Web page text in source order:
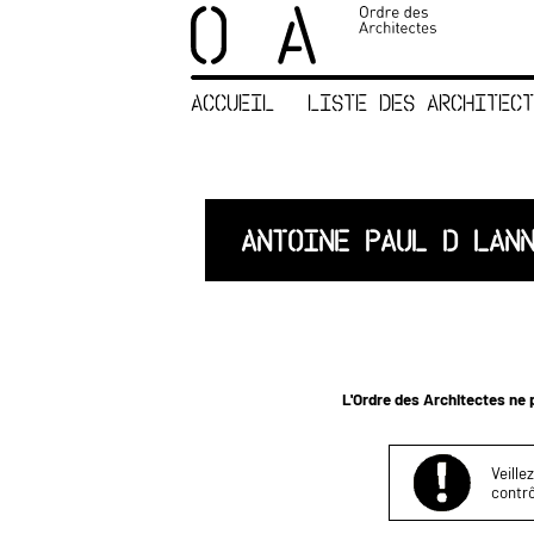
ACCUEIL LISTE DES
ANTOINE PAUL D
L'Ordre des Architectes ne